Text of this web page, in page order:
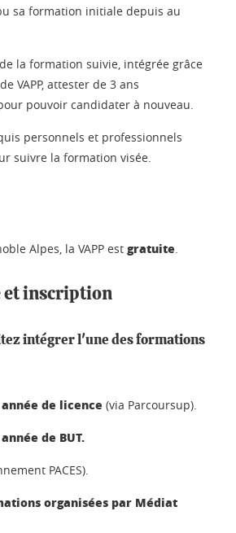
sa formation initiale depuis au
la formation suivie, intégrée grâce
VAPP, attester de 3 ans
pouvoir candidater à nouveau.
personnels et professionnels
suivre la formation visée.
Alpes, la VAPP est gratuite.
et inscription
intégrer l'une des formations
de licence (via Parcoursup).
de BUT.
PACES).
organisées par Médiat